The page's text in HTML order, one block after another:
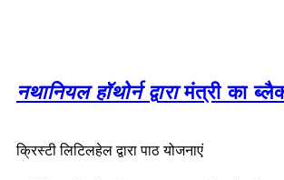
नथानियल हॉथोर्न द्वारामंत्री का
क्रिस्टी लिटिलहेल द्वारा पाठ योजनाएं